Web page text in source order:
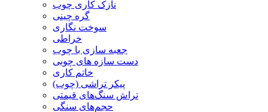
نازک کاری چوب
گره چینی
سوخت نگاری
خراطی
جعبه سازی با چوب
دست سازه های چوبی
خاتم کاری
پیکر تراشی (چوب)
تراش سنگ‌های قیمتی
حجم‌های سنگی